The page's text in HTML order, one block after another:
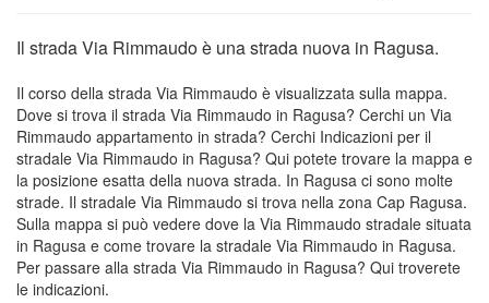
Il strada Via Rimmaudo è una strada nuova in Ragusa.
Il corso della strada Via Rimmaudo è visualizzata sulla mappa.
Dove si trova il strada Via Rimmaudo in Ragusa? Cerchi un Via
Rimmaudo appartamento in strada? Cerchi Indicazioni per il
stradale Via Rimmaudo in Ragusa? Qui potete trovare la mappa e
la posizione esatta della nuova strada. In Ragusa ci sono molte
strade. Il stradale Via Rimmaudo si trova nella zona Cap Ragusa.
Sulla mappa si può vedere dove la Via Rimmaudo stradale situata
in Ragusa e come trovare la stradale Via Rimmaudo in Ragusa.
Per passare alla strada Via Rimmaudo in Ragusa? Qui troverete
le indicazioni.